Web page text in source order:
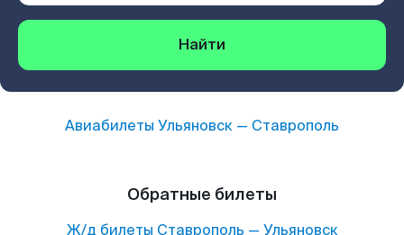
Найти
Авиабилеты Ульяновск — Ставрополь
Обратные билеты
Ж/д билеты Ставрополь — Ульяновск